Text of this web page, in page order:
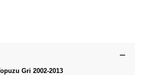
Gri 2002-2013